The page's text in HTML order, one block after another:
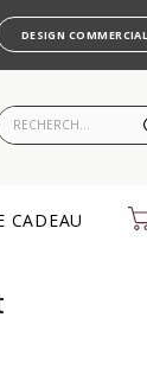
DESIGN COMMERCIAL
CADEAU